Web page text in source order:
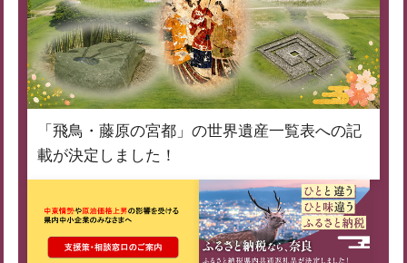
「飛鳥・藤原の宮都」の世界遺産一覧表への記
載が決定しました！